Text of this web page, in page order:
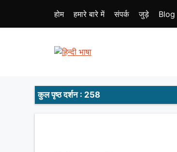
content
होम हमारे बारे में संपर्क जुड़े Blog
कुल पृष्ठ दर्शन : 258